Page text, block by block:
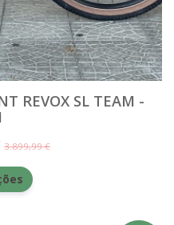
REVOX SL TEAM -
3.899,99 €